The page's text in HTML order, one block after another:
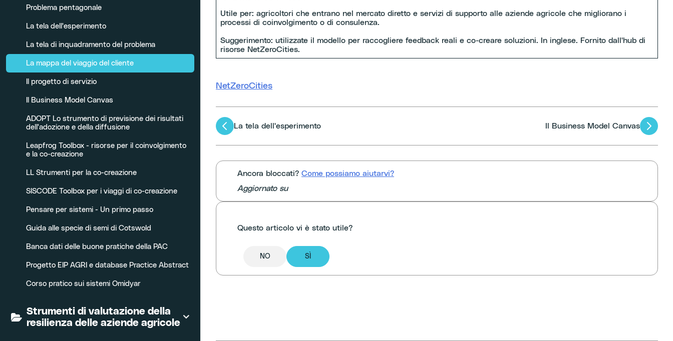
Problema pentagonale
La tela dell'esperimento
La tela di inquadramento del problema
La mappa del viaggio del cliente
Il progetto di servizio
Il Business Model Canvas
ADOPT Lo strumento di previsione dei risultati
dell'adozione e della diffusione
Leapfrog Toolbox - risorse per il coinvolgimento
e la co-creazione
LL Strumenti per la co-creazione
SISCODE Toolbox per i viaggi di co-creazione
Pensare per sistemi - Un primo passo
Guida alle specie di semi di Cotswold
Banca dati delle buone pratiche della PAC
Progetto EIP AGRI e database Practice Abstract
Corso pratico sui sistemi Omidyar
Strumenti di valutazione della
resilienza delle aziende agricole
Utile per: agricoltori che entrano nel mercato diretto e servizi di supporto alle aziende agricole che migliorano i
processi di coinvolgimento o di consulenza.
Suggerimento: utilizzate il modello per raccogliere feedback reali e co-creare soluzioni. In inglese. Fornito dall'hub di
risorse NetZeroCities.
NetZeroCities
Navigazione
tra
gli
articoli
La tela dell'esperimento Il Business Model Canvas
Ancora bloccati? Come possiamo aiutarvi?
Aggiornato su
Questo articolo vi è stato utile?
NO SÌ